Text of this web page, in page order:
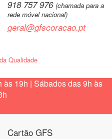
918 757 976 (chamada para a
rede móvel nacional)
geral@gfscoracao.pt
Qualidade
19h | Sábados das 9h às
Cartão GFS